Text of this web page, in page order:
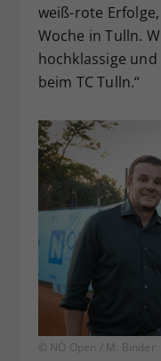
weiß-rote
Woche in Tulln.
hochklassige
beim TC Tulln.“
© NÖ Open / M. Binder